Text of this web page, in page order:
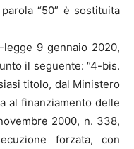
“50” è sostituita
9 gennaio 2020,
il seguente: “4-bis.
titolo, dal Ministero
al finanziamento delle
2000, n. 338,
forzata, con